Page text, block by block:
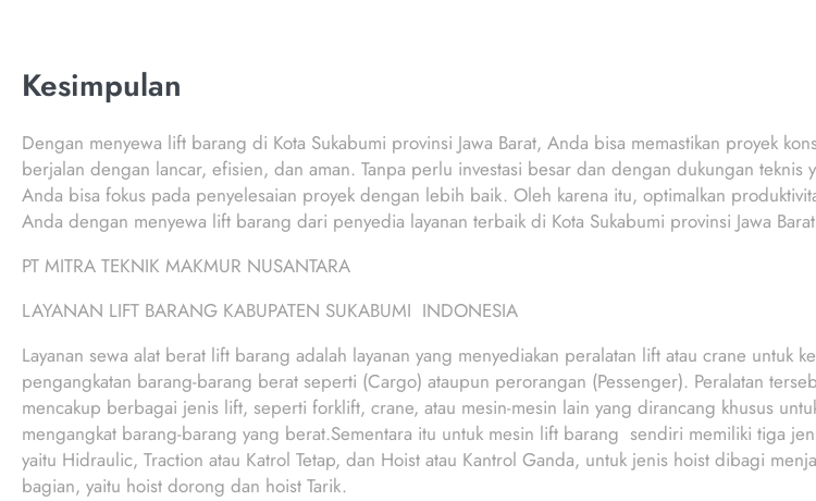
Kesimpulan
Dengan menyewa lift barang di Kota Sukabumi provinsi Jawa Barat, Anda bisa memastikan proyek
berjalan dengan lancar, efisien, dan aman. Tanpa perlu investasi besar dan dengan dukungan teknis
Anda bisa fokus pada penyelesaian proyek dengan lebih baik. Oleh karena itu, optimalkan
Anda dengan menyewa lift barang dari penyedia layanan terbaik di Kota Sukabumi provinsi Jawa
PT MITRA TEKNIK MAKMUR NUSANTARA
LAYANAN LIFT BARANG KABUPATEN SUKABUMI INDONESIA
Layanan sewa alat berat lift barang adalah layanan yang menyediakan peralatan lift atau crane untuk
pengangkatan barang-barang berat seperti (Cargo) ataupun perorangan (Pessenger). Peralatan
mencakup berbagai jenis lift, seperti forklift, crane, atau mesin-mesin lain yang dirancang khusus
mengangkat barang-barang yang berat.Sementara itu untuk mesin lift barang sendiri memiliki tiga
yaitu Hidraulic, Traction atau Katrol Tetap, dan Hoist atau Kantrol Ganda, untuk jenis hoist dibagi
bagian, yaitu hoist dorong dan hoist Tarik.